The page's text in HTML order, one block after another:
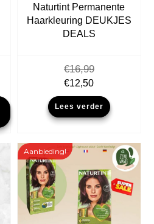
Naturtint Permanente
Haarkleuring DEUKJES
DEALS
€16,99
Oorspronkelijke
prijs
was:
€16,99.
€12,50Huidige
prijs
is:
€12,50.
Lees verder
Aanbieding!